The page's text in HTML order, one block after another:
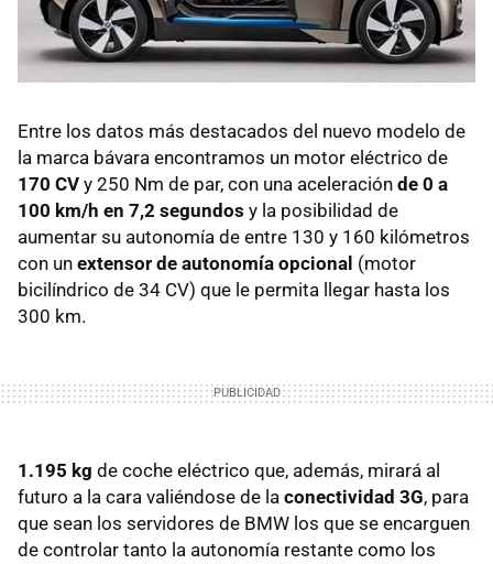
Entre los datos más destacados del nuevo modelo de
la marca bávara encontramos un motor eléctrico de
170 CV y 250 Nm de par, con una aceleración de 0 a
100 km/h en 7,2 segundos y la posibilidad de
aumentar su autonomía de entre 130 y 160 kilómetros
con un extensor de autonomía opcional (motor
bicilíndrico de 34 CV) que le permita llegar hasta los
300 km.
1.195 kg de coche eléctrico que, además, mirará al
futuro a la cara valiéndose de la conectividad 3G, para
que sean los servidores de BMW los que se encarguen
de controlar tanto la autonomía restante como los